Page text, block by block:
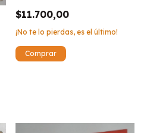
$11.700,00
¡No te lo pierdas, es el último!